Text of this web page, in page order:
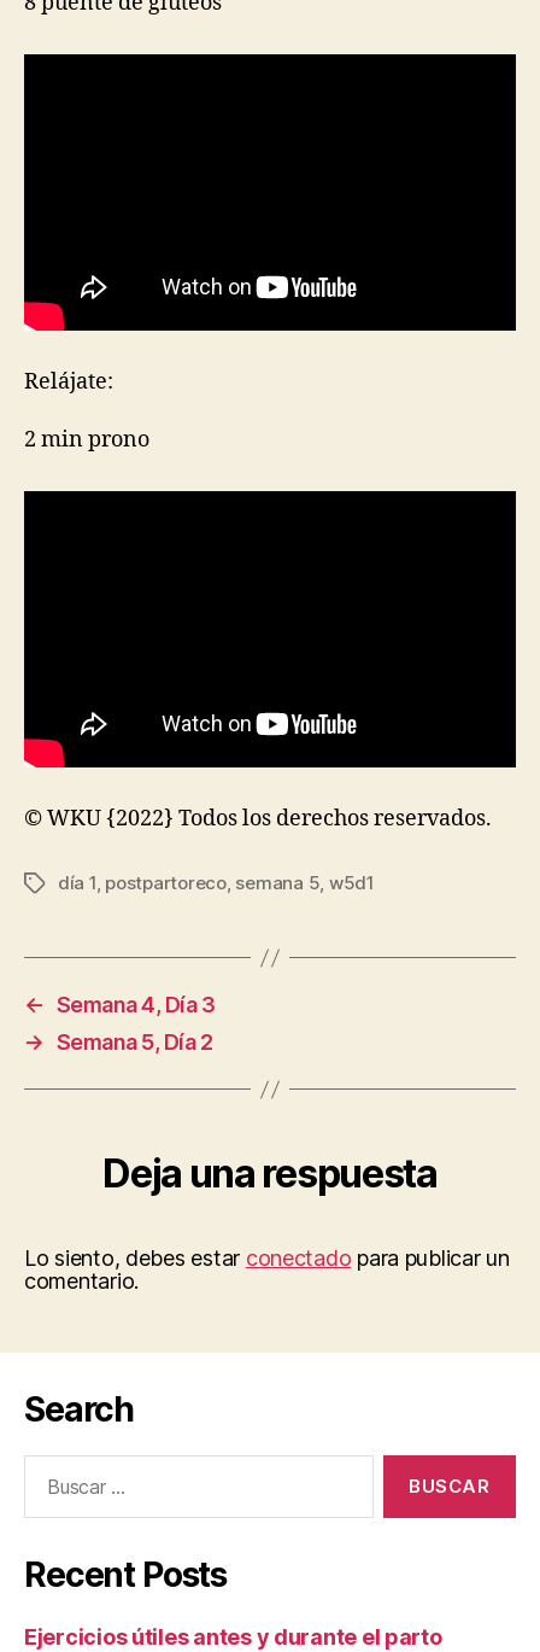
Relájate:
2 min prono
© WKU {2022} Todos los derechos reservados.
Etiquetas
día 1, postpartoreco, semana 5, w5d1
← Semana 4, Día 3
→ Semana 5, Día 2
Deja una respuesta
Lo siento, debes estar conectado para publicar un
comentario.
Search
Recent Posts
Ejercicios útiles antes y durante el parto